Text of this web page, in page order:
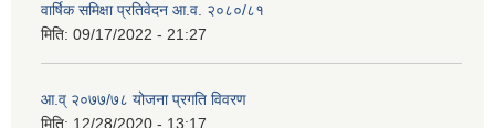
वार्षिक समिक्षा प्रतिवेदन आ.व. २०८०/८१
मिति: 09/17/2022 - 21:27
आ.व् २०७७/७८ योजना प्रगति विवरण
मिति: 12/28/2020 - 13:17